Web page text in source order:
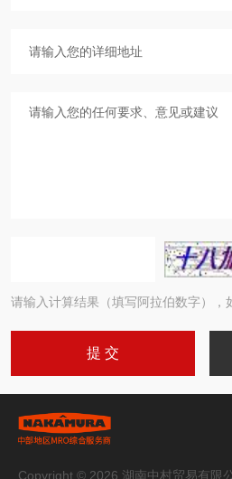
请输入计算结果（填写阿拉伯数字），
Copyright © 2026 湖南中村贸易有限